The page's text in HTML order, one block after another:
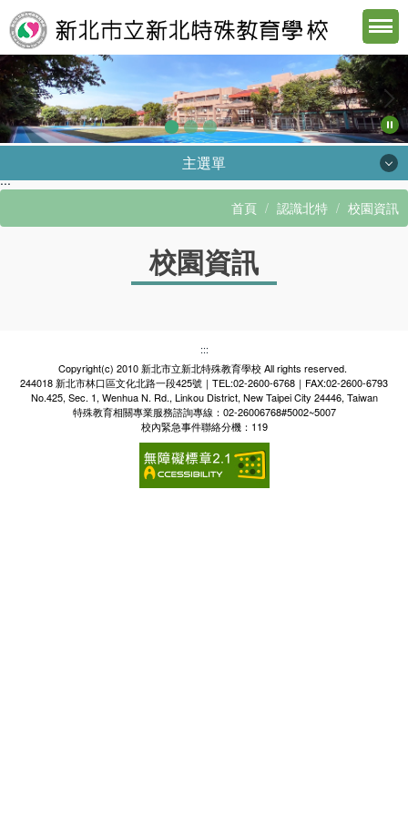
跳
到
主
要
內
容
區
主選單
遠距學習
:::
首頁
認識北特 校園資訊
校園資訊
:::
Copyright(c) 2010 新北市立新北特殊教育學校 All rights reserved.
244018 新北市林口區文化北路一段425號｜TEL:02-2600-6768｜FAX:02-2600-6793
No.425, Sec. 1, Wenhua N. Rd., Linkou District, New Taipei City 24446, Taiwan
特殊教育相關專業服務諮詢專線：02-26006768#5002~5007
校內緊急事件聯絡分機：119